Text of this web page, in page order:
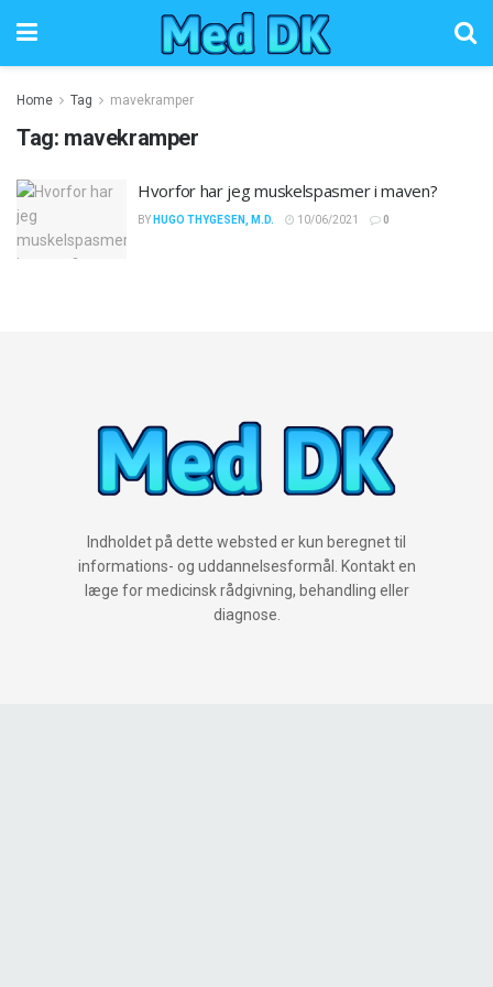
Home Tag mavekramper
Tag: mavekramper
Hvorfor har jeg muskelspasmer i maven?
BY HUGO THYGESEN, M.D. 10/06/2021 0
Indholdet på dette websted er kun beregnet til
informations- og uddannelsesformål. Kontakt en
læge for medicinsk rådgivning, behandling eller
diagnose.